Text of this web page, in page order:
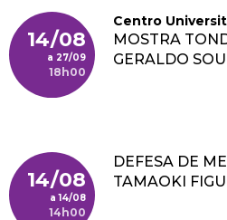
14/08
27/09
18h00
Centro
MOSTRA
GERALDO
14/08
14/08
14h00
DEFESA DE
TAMAOKI